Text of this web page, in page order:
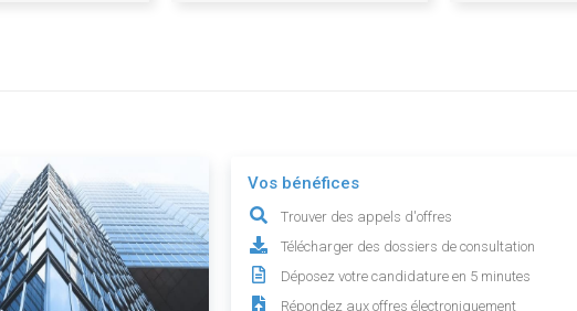
Vos bénéfices
Trouver des appels d'offres
Télécharger des dossiers de consultation
Déposez votre candidature en 5 minutes
Répondez aux offres électroniquement